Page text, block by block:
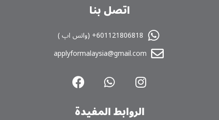
اتصل بنا
601121806818+ (واتس اپ )
applyformalaysia@gmail.com
الروابط المفیدة